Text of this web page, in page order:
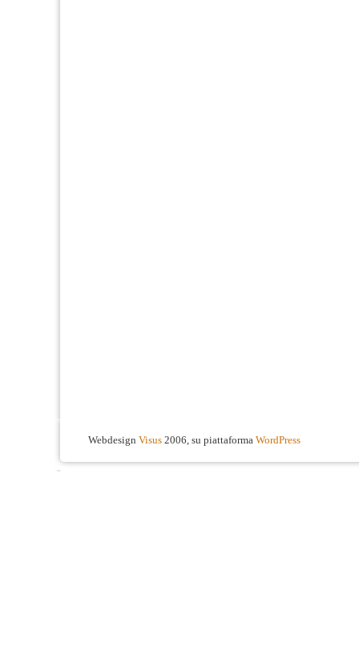
Webdesign Visus 2006, su piattaforma WordPress